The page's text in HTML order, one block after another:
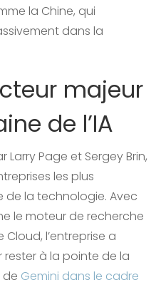
la Chine, qui
dans la
majeur
de l’IA
Page et Sergey Brin,
les plus
de la technologie. Avec
le moteur de recherche
l’entreprise a
à la pointe de la
de Gemini dans le cadre